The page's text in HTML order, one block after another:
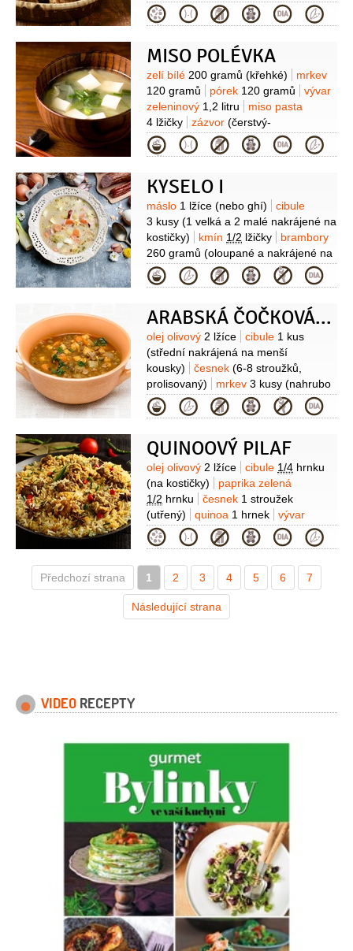
(strouhaná)
řasy mořské(kombu 2
cm)
česnek3 stroužky
cibule
2 listy
Kategorie
MISO POLÉVKA
Suroviny
zelí bílé 200 gramů (křehké)
mrkev
120 gramů
pórek 120 gramů
vývar
zeleninový 1,2 litru
miso pasta
4 lžičky
zázvor (čerstvý-
kousek)
nudle rýžové
(slabé, pokud
chceme polévku sytější)
Kategorie
KYSELO I
Suroviny
máslo 1 lžíce (nebo ghí)
cibule
3 kusy (1 velká a 2 malé nakrájené na
kostičky)
kmín 1/2 lžičky
brambory
260 gramů (oloupané a nakrájené na
kostičky)
houby sušené
1 hrst
(sušené namočené)
voda1,5 litru
lžíce)
vejce2 kusy umeocet(na
dochucení)
Kategorie
ARABSKÁ ČOČKOVÁ POLÉVKA S MRKVÍ A RÝŽÍ
Suroviny
olej olivový 2 lžíce cibule 1 kus
(střední nakrájená na menší
kousky)
česnek (6-8 stroužků,
prolisovaný)
mrkev 3 kusy (nahrubo
nastrouhaná nebo nakrájená na malé
kostičky)
rýže basmati1 hrnek
1,5 litru
citron1 kus (bio)
kmín
římský
1 lžíce koriandr 1 lžička
(mletý)
Kategorie
QUINOOVÝ PILAF
Suroviny
olej olivový 2 lžíce cibule 1/4 hrnku
(na kostičky)
paprika zelená
1/2 hrnku česnek 1 stroužek
(utřený)
quinoa 1 hrnek
vývar
zeleninový
2 hrnky
petrželová nať
(čerstvá)
sůl kurkuma
Kategorie
Předchozí strana 1 2 3 4 5 6 7
Následující strana
VIDEO RECEPTY